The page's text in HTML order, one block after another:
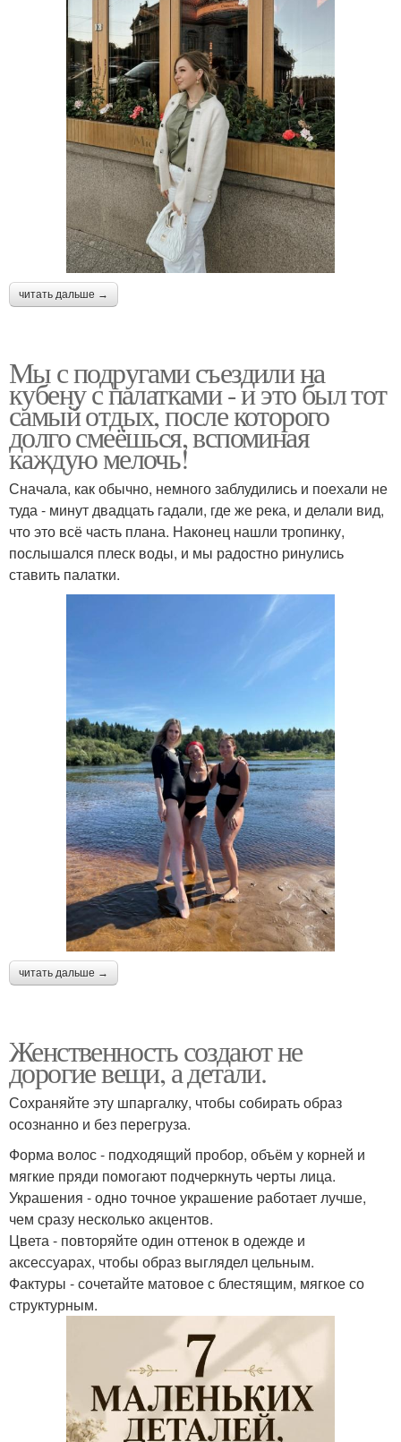
читать дальше →
Мы с подругами съездили на
кубену с палатками - и это был тот
самый отдых, после которого
долго смеёшься, вспоминая
каждую мелочь!
Сначала, как обычно, немного заблудились и поехали не
туда - минут двадцать гадали, где же река, и делали вид,
что это всё часть плана. Наконец нашли тропинку,
послышался плеск воды, и мы радостно ринулись
ставить палатки.
читать дальше →
Женственность создают не
дорогие вещи, а детали.
Сохраняйте эту шпаргалку, чтобы собирать образ
осознанно и без перегруза.
Форма волос - подходящий пробор, объём у корней и
мягкие пряди помогают подчеркнуть черты лица.
Украшения - одно точное украшение работает лучше,
чем сразу несколько акцентов.
Цвета - повторяйте один оттенок в одежде и
аксессуарах, чтобы образ выглядел цельным.
Фактуры - сочетайте матовое с блестящим, мягкое со
структурным.